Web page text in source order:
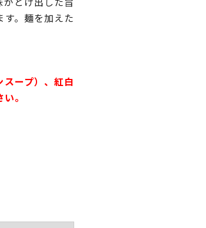
。麺を加えた
ープ）、紅白
。